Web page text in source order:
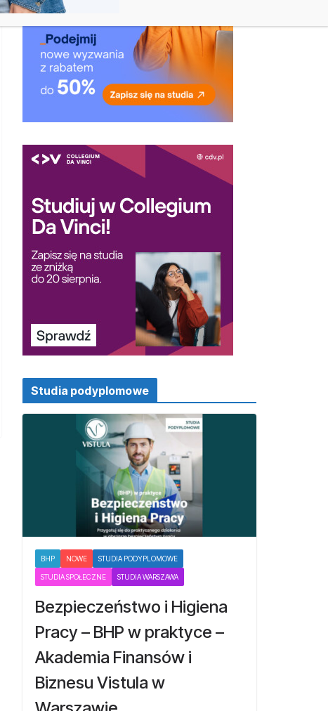
Studia podyplomowe
BHP NOWE STUDIA PODYPLOMOWE
STUDIA SPOŁECZNE STUDIA WARSZAWA
Bezpieczeństwo i Higiena
Pracy – BHP w praktyce –
Akademia Finansów i
Biznesu Vistula w